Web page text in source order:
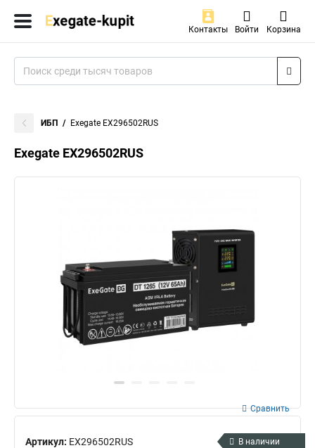
Контакты Войти Корзина
ИБП Exegate EX296502RUS
Exegate EX296502RUS
Артикул: EX296502RUS
Сравнить
В наличии